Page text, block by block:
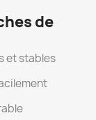
de
et stables